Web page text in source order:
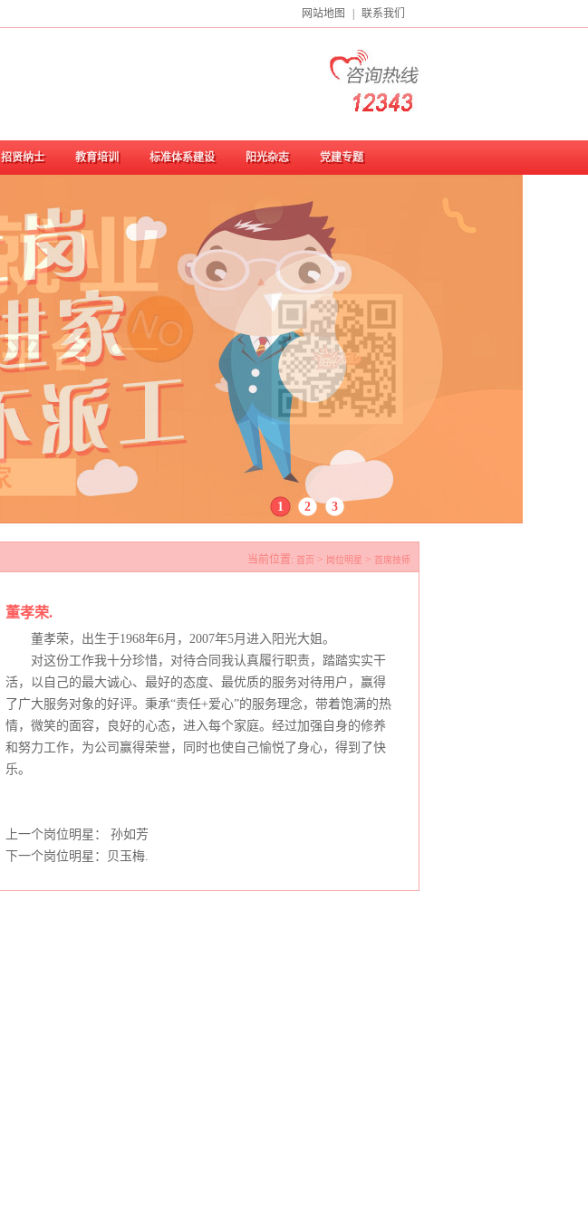
网站地图 联系我们
招贤纳士 教育培训 标准体系建设 阳光杂志 党建专题
1 2 3
当前位置: 首页 > 岗位明星 > 首席技师
董孝荣.
董孝荣，出生于1968年6月，2007年5月进入阳光大姐。
对这份工作我十分珍惜，对待合同我认真履行职责，踏踏实实干
活，以自己的最大诚心、最好的态度、最优质的服务对待用户，赢得
了广大服务对象的好评。秉承“责任+爱心”的服务理念，带着饱满的热
情，微笑的面容，良好的心态，进入每个家庭。经过加强自身的修养
和努力工作，为公司赢得荣誉，同时也使自己愉悦了身心，得到了快
乐。
上一个岗位明星： 孙如芳
下一个岗位明星：贝玉梅.